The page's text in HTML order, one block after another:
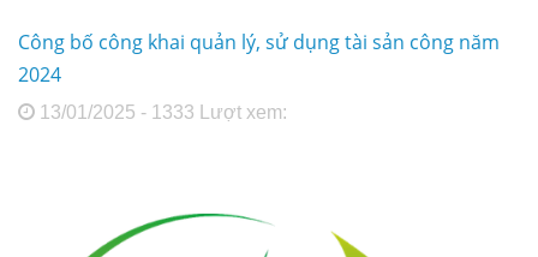
Công bố công khai quản lý, sử dụng tài sản công năm
2024
13/01/2025 - 1333 Lượt xem: